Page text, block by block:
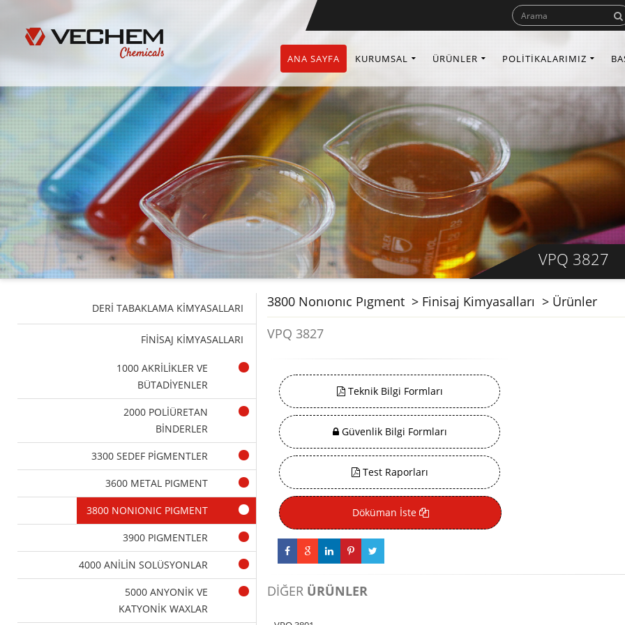
ANA SAYFA KURUMSAL ÜRÜNLER POLİTİKALARIMIZ
VPQ 3827
DERİ TABAKLAMA KİMYASALLARI
FİNİSAJ KİMYASALLARI
1000 AKRİLİKLER VE
BÜTADİYENLER
2000 POLİÜRETAN
BİNDERLER
3300 SEDEF PİGMENTLER
3600 METAL PIGMENT
3800 NONIONIC PIGMENT
3900 PIGMENTLER
4000 ANİLİN SOLÜSYONLAR
5000 ANYONİK VE
KATYONİK WAXLAR
3800 Nonıonıc Pıgment Finisaj Kimyasalları
Ürünler
VPQ 3827
Teknik Bilgi Formları
Güvenlik Bilgi Formları
Test Raporları
Döküman İste
DİĞER ÜRÜNLER